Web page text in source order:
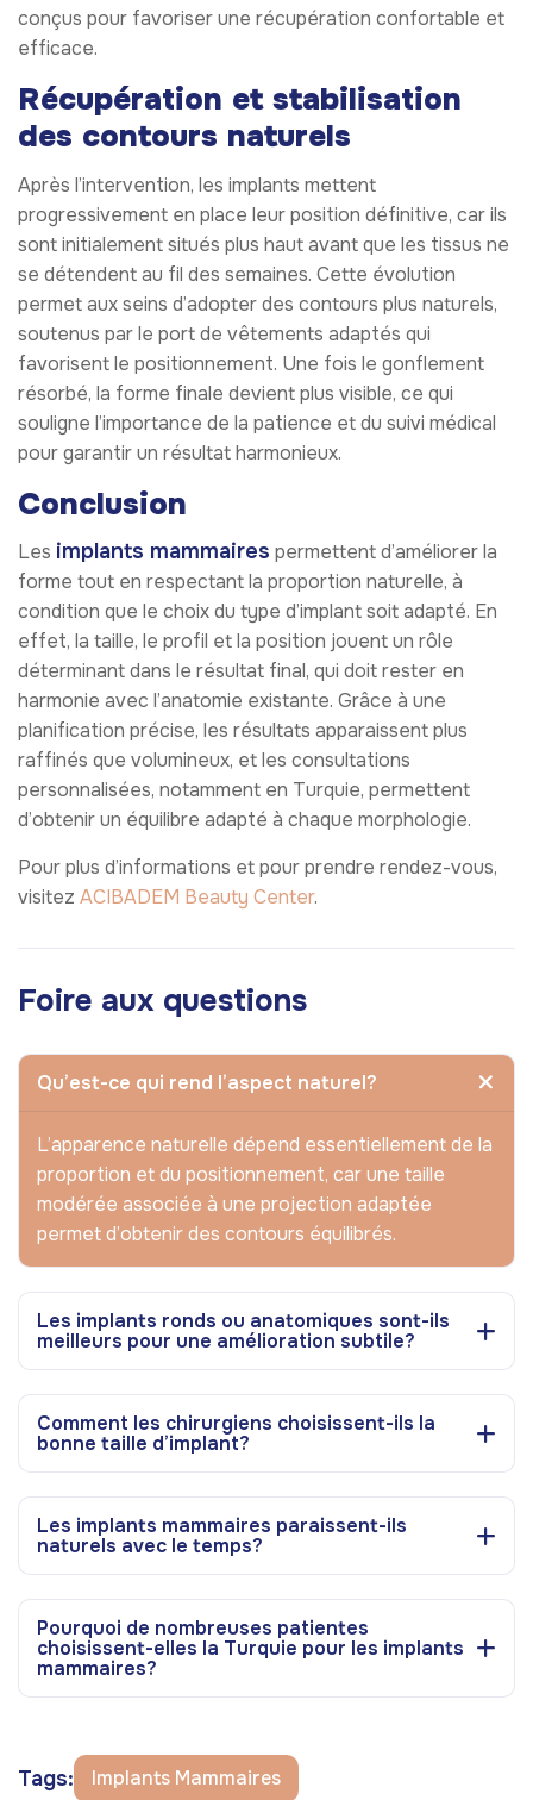
conçus pour favoriser une récupération confortable et
efficace.
Récupération et stabilisation
des contours naturels
Après l’intervention, les implants mettent
progressivement en place leur position définitive, car ils
sont initialement situés plus haut avant que les tissus ne
se détendent au fil des semaines. Cette évolution
permet aux seins d’adopter des contours plus naturels,
soutenus par le port de vêtements adaptés qui
favorisent le positionnement. Une fois le gonflement
résorbé, la forme finale devient plus visible, ce qui
souligne l’importance de la patience et du suivi médical
pour garantir un résultat harmonieux.
Conclusion
Les implants mammaires permettent d’améliorer la
forme tout en respectant la proportion naturelle, à
condition que le choix du type d’implant soit adapté. En
effet, la taille, le profil et la position jouent un rôle
déterminant dans le résultat final, qui doit rester en
harmonie avec l’anatomie existante. Grâce à une
planification précise, les résultats apparaissent plus
raffinés que volumineux, et les consultations
personnalisées, notamment en Turquie, permettent
d’obtenir un équilibre adapté à chaque morphologie.
Pour plus d’informations et pour prendre rendez-vous,
visitez ACIBADEM Beauty Center.
Foire aux questions
Qu’est-ce qui rend l’aspect naturel?
L’apparence naturelle dépend essentiellement de la
proportion et du positionnement, car une taille
modérée associée à une projection adaptée
permet d’obtenir des contours équilibrés.
Les implants ronds ou anatomiques sont-ils
meilleurs pour une amélioration subtile?
Comment les chirurgiens choisissent-ils la
bonne taille d’implant?
Les implants mammaires paraissent-ils
naturels avec le temps?
Pourquoi de nombreuses patientes
choisissent-elles la Turquie pour les implants
mammaires?
Tags: Implants Mammaires